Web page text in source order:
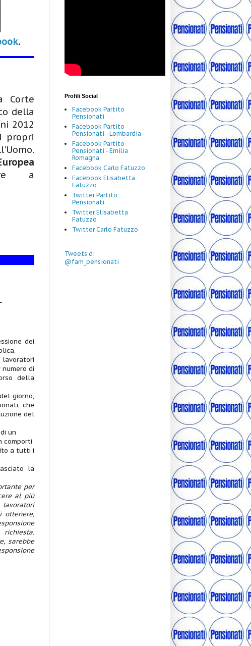
.
Corte
della
2012
propri
a
dei
di
della
giorno,
che
del
un
comporti
a tutti i
la
per
al più
ottenere,
sarebbe
Profili Social
Facebook Partito
Pensionati
Facebook Partito
Pensionati - Lombardia
Facebook Partito
Pensionati - Emilia
Romagna
Facebook Carlo Fatuzzo
Facebook Elisabetta
Fatuzzo
Twitter Partito
Pensionati
Twitter Elisabetta
Fatuzzo
Twitter Carlo Fatuzzo
Tweets di
@fam_pensionati